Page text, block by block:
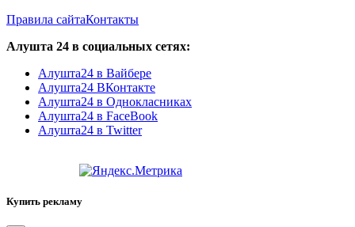
Правила сайтаКонтакты
Алушта 24 в социальных сетях:
Алушта24 в Вайбере
Алушта24 ВКонтакте
Алушта24 в Однокласниках
Алушта24 в FaceBook
Алушта24 в Twitter
Купить рекламу